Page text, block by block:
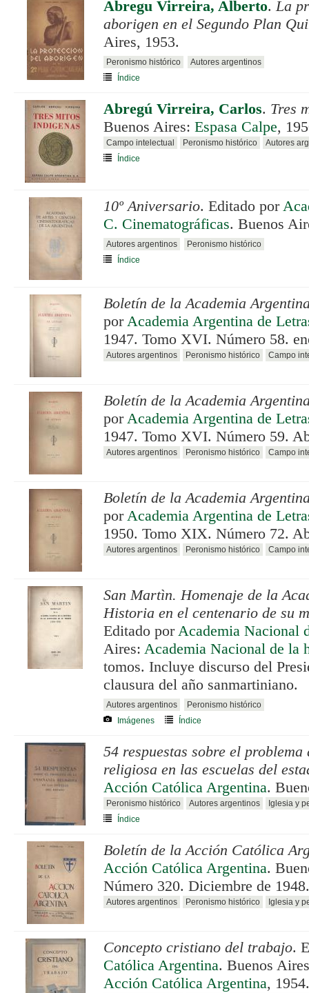
Abregu Virreira, Alberto. La
aborigen en el Segundo Plan
Aires, 1953.
Peronismo histórico
Autores argentinos
Índice
Abregú Virreira, Carlos. Tres
Buenos Aires: Espasa Calpe,
Campo intelectual Peronismo histórico
Autores
Índice
10º Aniversario. Editado por
C. Cinematográficas. Buenos
Autores argentinos
Peronismo histórico
Índice
Boletín de la Academia
por Academia Argentina de
1947. Tomo XVI. Número 58.
Autores argentinos Peronismo histórico Campo
Boletín de la Academia
por Academia Argentina de
1947. Tomo XVI. Número 59.
Autores argentinos Peronismo histórico Campo
Boletín de la Academia
por Academia Argentina de
1950. Tomo XIX. Número 72.
Autores argentinos Peronismo histórico Campo
San Martìn. Homenaje de la
Historia en el centenario de su
Editado por Academia Nacional
Aires: Academia Nacional de la
tomos. Incluye discurso del
clausura del año sanmartiniano.
Autores argentinos
Peronismo histórico
Imágenes
Índice
54 respuestas sobre el problema
religiosa en las escuelas del
Acción Católica Argentina.
Peronismo histórico Autores argentinos
Iglesia y
Índice
Boletín de la Acción Católica
Acción Católica Argentina.
Número 320. Diciembre de 1948.
Autores argentinos Peronismo histórico Iglesia y
Concepto cristiano del trabajo.
Católica Argentina. Buenos
Acción Católica Argentina, 1954.